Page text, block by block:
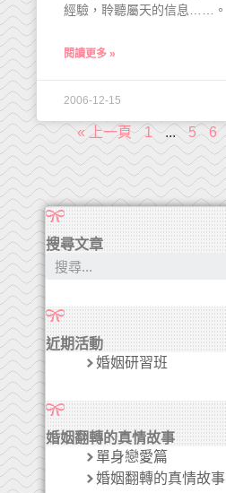
經驗，聆聽屬天的信息……。
閱讀更多 »
2006-12-15
« 上一頁 1 ... 5 6
搜尋文章
近期活動
婚姻研習班
婚姻翻轉的真情故事
單身戀愛篇
婚姻翻轉的真情故事